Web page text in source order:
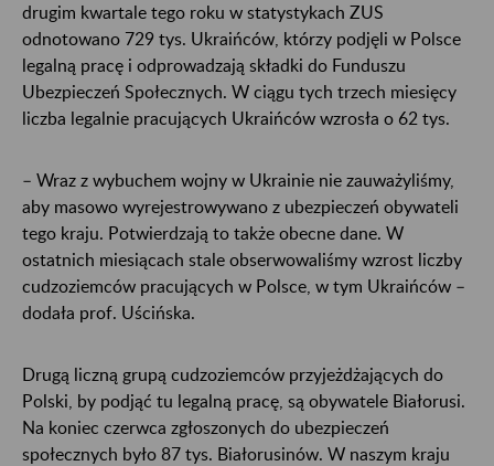
drugim kwartale tego roku w statystykach ZUS
odnotowano 729 tys. Ukraińców, którzy podjęli w Polsce
legalną pracę i odprowadzają składki do Funduszu
Ubezpieczeń Społecznych. W ciągu tych trzech miesięcy
liczba legalnie pracujących Ukraińców wzrosła o 62 tys.
– Wraz z wybuchem wojny w Ukrainie nie zauważyliśmy,
aby masowo wyrejestrowywano z ubezpieczeń obywateli
tego kraju. Potwierdzają to także obecne dane. W
ostatnich miesiącach stale obserwowaliśmy wzrost liczby
cudzoziemców pracujących w Polsce, w tym Ukraińców –
dodała prof. Uścińska.
Drugą liczną grupą cudzoziemców przyjeżdżających do
Polski, by podjąć tu legalną pracę, są obywatele Białorusi.
Na koniec czerwca zgłoszonych do ubezpieczeń
społecznych było 87 tys. Białorusinów. W naszym kraju